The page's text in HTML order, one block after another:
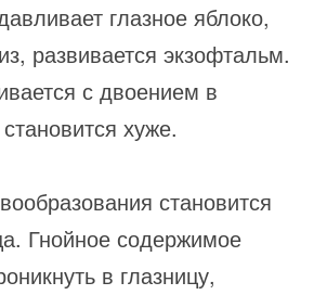
глазное яблоко,
развивается экзофтальм.
с двоением в
хуже.
становится
Гнойное содержимое
в глазницу,